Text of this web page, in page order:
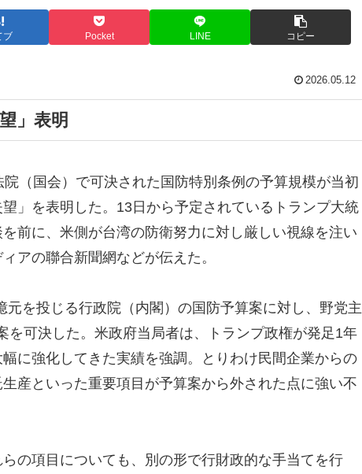
ブ Pocket LINE コピー
2026.05.12
」表明
（国会）で可決された国防特別条例の予算規模が当初
」を表明した。13日から予定されているトランプ大統
前に、米側が台湾の防衛努力に対し厳しい視線を注い
アの聯合新聞網などが伝えた。
を投じる行政院（内閣）の国防予算案に対し、野党主
を可決した。米政府当局者は、トランプ政権が発足1年
に強化してきた実績を強調。とりわけ民間企業からの
産といった重要項目が予算案から外された点に強い不
の項目についても、別の形で行財政的な手当てを行